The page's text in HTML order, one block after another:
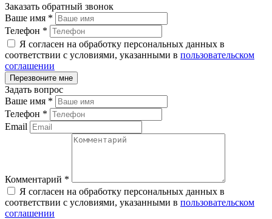
Заказать обратный звонок
Ваше имя *
Телефон *
Я согласен на обработку персональных данных в
соответствии с условиями, указанными в пользовательском
соглашении
Задать вопрос
Ваше имя *
Телефон *
Email
Комментарий *
Я согласен на обработку персональных данных в
соответствии с условиями, указанными в пользовательском
соглашении